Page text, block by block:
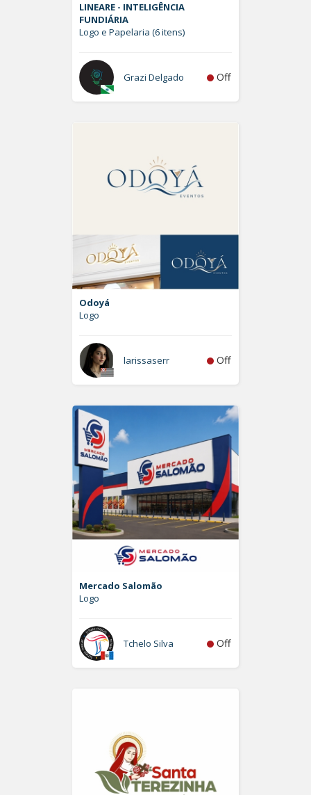
LINEARE - INTELIGÊNCIA
FUNDIÁRIA
Logo e Papelaria (6 itens)
Grazi Delgado Off
Odoyá
Logo
larissaserr Off
Mercado Salomão
Logo
Tchelo Silva Off